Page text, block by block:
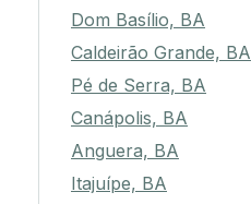
Dom Basílio, BA
Caldeirão Grande, BA
Pé de Serra, BA
Canápolis, BA
Anguera, BA
Itajuípe, BA